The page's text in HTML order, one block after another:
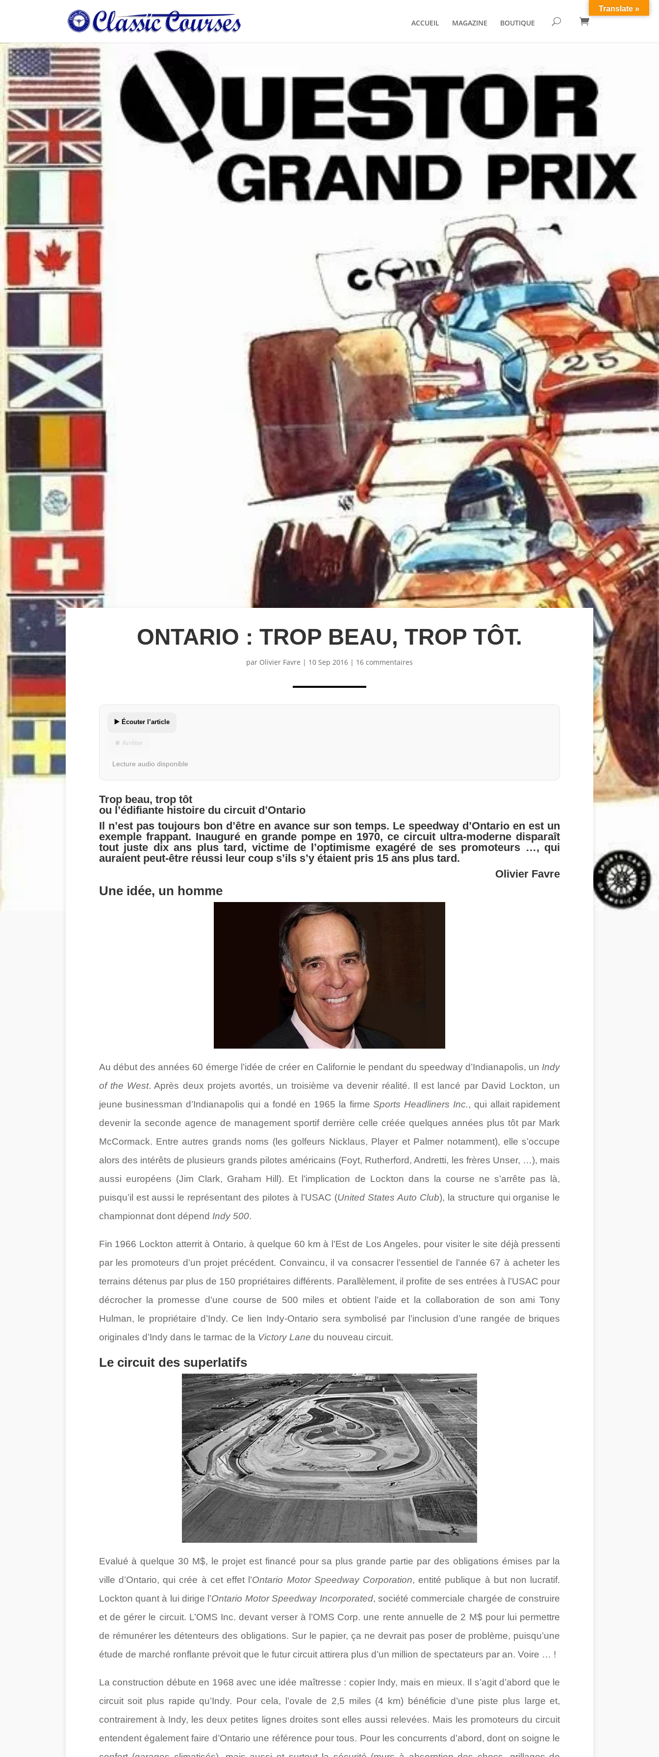
ACCUEIL MAGAZINE BOUTIQUE U 
ONTARIO : TROP BEAU, TROP TÔT.
par Olivier Favre | 10 Sep 2016 | 16 commentaires
▶️ Écouter l’article
⏹ Arrêter
Lecture audio disponible
Trop beau, trop tôt
ou l’édifiante histoire du circuit d’Ontario
Il n’est pas toujours bon d’être en avance sur son temps. Le speedway d’Ontario en est un
exemple frappant. Inauguré en grande pompe en 1970, ce circuit ultra-moderne disparaît
tout juste dix ans plus tard, victime de l’optimisme exagéré de ses promoteurs …, qui
auraient peut-être réussi leur coup s’ils s’y étaient pris 15 ans plus tard.
Olivier Favre
Une idée, un homme
Au début des années 60 émerge l’idée de créer en Californie le pendant du speedway d’Indianapolis, un Indy
of the West. Après deux projets avortés, un troisième va devenir réalité. Il est lancé par David Lockton, un
jeune businessman d’Indianapolis qui a fondé en 1965 la firmeSports Headliners Inc., qui allait rapidement
devenir la seconde agence de management sportif derrière celle créée quelques années plus tôt par Mark
McCormack. Entre autres grands noms (les golfeurs Nicklaus, Player et Palmer notamment), elle s’occupe
alors des intérêts de plusieurs grands pilotes américains (Foyt, Rutherford, Andretti, les frères Unser, …), mais
aussi européens (Jim Clark, Graham Hill). Et l’implication de Lockton dans la course ne s’arrête pas là,
puisqu’il est aussi le représentant des pilotes à l’USAC (United States Auto Club), la structure qui organise le
championnat dont dépend Indy 500.
Fin 1966 Lockton atterrit à Ontario, à quelque 60 km à l’Est de Los Angeles, pour visiter le site déjà pressenti
par les promoteurs d’un projet précédent. Convaincu, il va consacrer l’essentiel de l’année 67 à acheter les
terrains détenus par plus de 150 propriétaires différents. Parallèlement, il profite de ses entrées à l’USAC pour
décrocher la promesse d’une course de 500 miles et obtient l’aide et la collaboration de son ami Tony
Hulman, le propriétaire d’Indy. Ce lien Indy-Ontario sera symbolisé par l’inclusion d’une rangée de briques
originales d’Indy dans le tarmac de la Victory Lane du nouveau circuit.
Le circuit des superlatifs
Evalué à quelque 30 M$, le projet est financé pour sa plus grande partie par des obligations émises par la
ville d’Ontario, qui crée à cet effet l’Ontario Motor Speedway Corporation, entité publique à but non lucratif.
Lockton quant à lui dirige l’Ontario Motor Speedway Incorporated, société commerciale chargée de construire
et de gérer le circuit. L’OMS Inc. devant verser à l’OMS Corp. une rente annuelle de 2 M$ pour lui permettre
de rémunérer les détenteurs des obligations. Sur le papier, ça ne devrait pas poser de problème, puisqu’une
étude de marché ronflante prévoit que le futur circuit attirera plus d’un million de spectateurs par an. Voire … !
La construction débute en 1968 avec une idée maîtresse : copier Indy, mais en mieux. Il s’agit d’abord que le
circuit soit plus rapide qu’Indy. Pour cela, l’ovale de 2,5 miles (4 km) bénéficie d’une piste plus large et,
contrairement à Indy, les deux petites lignes droites sont elles aussi relevées. Mais les promoteurs du circuit
entendent également faire d’Ontario une référence pour tous. Pour les concurrents d’abord, dont on soigne le
Translate »